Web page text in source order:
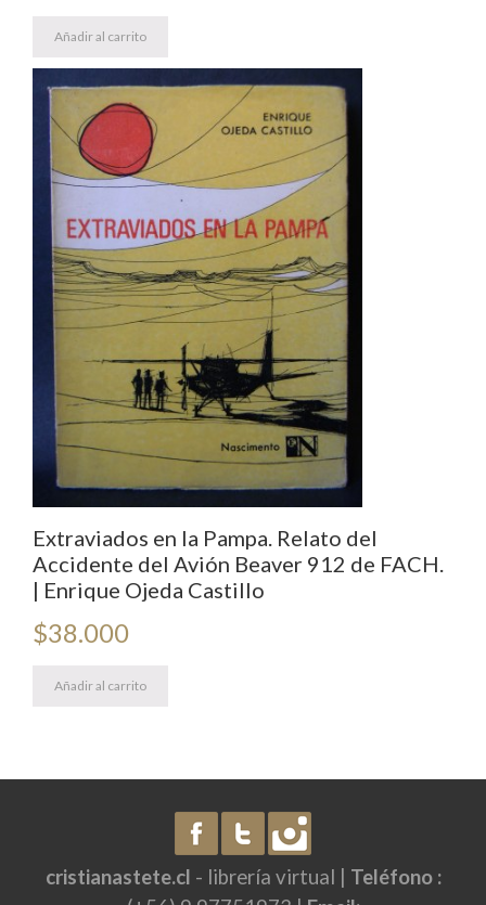
Añadir al carrito
Extraviados en la Pampa. Relato del
Accidente del Avión Beaver 912 de FACH.
| Enrique Ojeda Castillo
$38.000
Añadir al carrito
cristianastete.cl - librería virtual | Teléfono :